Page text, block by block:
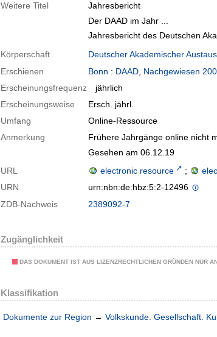
Weitere Titel
Jahresbericht
Der DAAD im Jahr ...
Jahresbericht des Deutschen
Körperschaft
Deutscher Akademischer
Erschienen
Bonn : DAAD, Nachgewiesen
Erscheinungsfrequenz
jährlich
Erscheinungsweise
Ersch. jährl.
Umfang
Online-Ressource
Anmerkung
Frühere Jahrgänge online nicht
Gesehen am 06.12.19
URL
electronic resource ;
URN
urn:nbn:de:hbz:5:2-12496
ZDB-Nachweis
2389092-7
Zugänglichkeit
DAS DOKUMENT IST AUS LIZENZRECHTLICHEN GRÜNDEN NUR
Klassifikation
Dokumente zur Region → Volkskunde. Gesellschaft.